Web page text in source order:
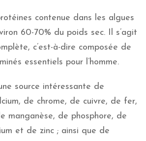
contenue dans les algues
60-70% du poids sec. Il s’agit
c’est-à-dire composée de
essentiels pour l’homme.
source intéressante de
de chrome, de cuivre, de fer,
manganèse, de phosphore, de
et de zinc ; ainsi que de